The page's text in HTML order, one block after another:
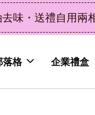
・送禮自用兩相宜
落格 企業禮盒